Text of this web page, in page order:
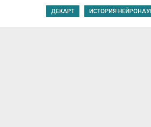
ДЕКАРТ ИСТОРИЯ